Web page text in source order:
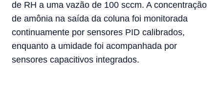
de RH a uma vazão de 100 sccm. A concentração
de amônia na saída da coluna foi monitorada
continuamente por sensores PID calibrados,
enquanto a umidade foi acompanhada por
sensores capacitivos integrados.